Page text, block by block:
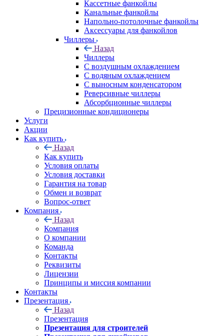
Кассетные фанкойлы
Канальные фанкойлы
Напольно-потолочные фанкойлы
Аксессуары для фанкойлов
Чиллеры
Назад
Чиллеры
С воздушным охлаждением
С водяным охлаждением
С выносным конденсатором
Реверсивные чиллеры
Абсорбционные чиллеры
Прецизионные кондиционеры
Услуги
Акции
Как купить
Назад
Как купить
Условия оплаты
Условия доставки
Гарантия на товар
Обмен и возврат
Вопрос-ответ
Компания
Назад
Компания
О компании
Команда
Контакты
Реквизиты
Лицензии
Принципы и миссия компании
Контакты
Презентация
Назад
Презентация
Презентация для строителей